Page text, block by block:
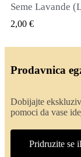
Seme Lavande
2,00 €
Prodavnica
Dobijajte
pomoci da vase
Pridruzite se